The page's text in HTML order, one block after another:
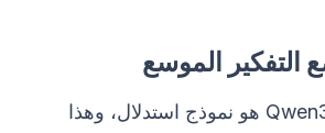
التفكير الموسع
Qwen3.7-Max-Preview هو نموذج استدلال، وهذا